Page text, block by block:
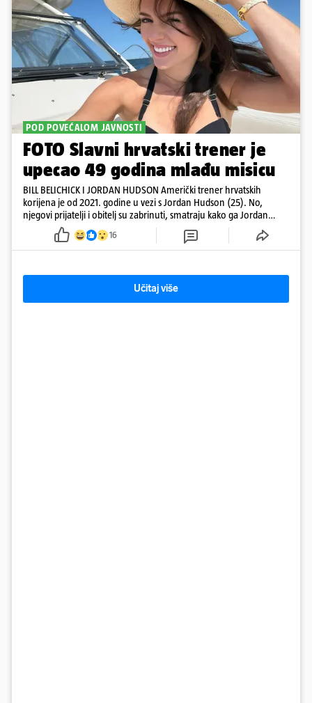
POD POVEĆALOM JAVNOSTI
FOTO Slavni hrvatski trener je
upecao 49 godina mlađu misicu
BILL BELICHICK I JORDAN HUDSON Američki trener hrvatskih
korijena je od 2021. godine u vezi s Jordan Hudson (25). No,
njegovi prijatelji i obitelj su zabrinuti, smatraju kako ga Jordan
kontrolira
16
Učitaj više